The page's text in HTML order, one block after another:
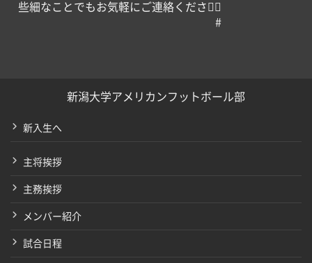
些細なことでもお気軽にご連絡ください🏻
#
新潟大学アメリカンフットボール部
新入生へ
主将挨拶
主務挨拶
メンバー紹介
試合日程